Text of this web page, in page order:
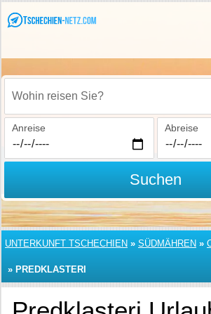
Wohin reisen Sie?
Anreise Abreise
Suchen
UNTERKUNFT TSCHECHIEN » SÜDMÄHREN »
» PREDKLASTERI